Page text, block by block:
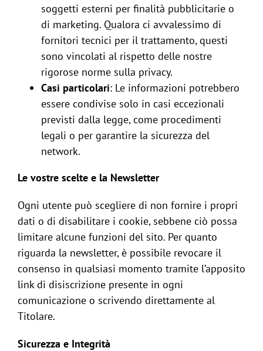
soggetti esterni per finalità pubblicitarie o
di marketing. Qualora ci avvalessimo di
fornitori tecnici per il trattamento, questi
sono vincolati al rispetto delle nostre
rigorose norme sulla privacy.
Casi particolari: Le informazioni potrebbero
essere condivise solo in casi eccezionali
previsti dalla legge, come procedimenti
legali o per garantire la sicurezza del
network.
Le vostre scelte e la Newsletter
Ogni utente può scegliere di non fornire i propri
dati o di disabilitare i cookie, sebbene ciò possa
limitare alcune funzioni del sito. Per quanto
riguarda la newsletter, è possibile revocare il
consenso in qualsiasi momento tramite l’apposito
link di disiscrizione presente in ogni
comunicazione o scrivendo direttamente al
Titolare.
Sicurezza e Integrità